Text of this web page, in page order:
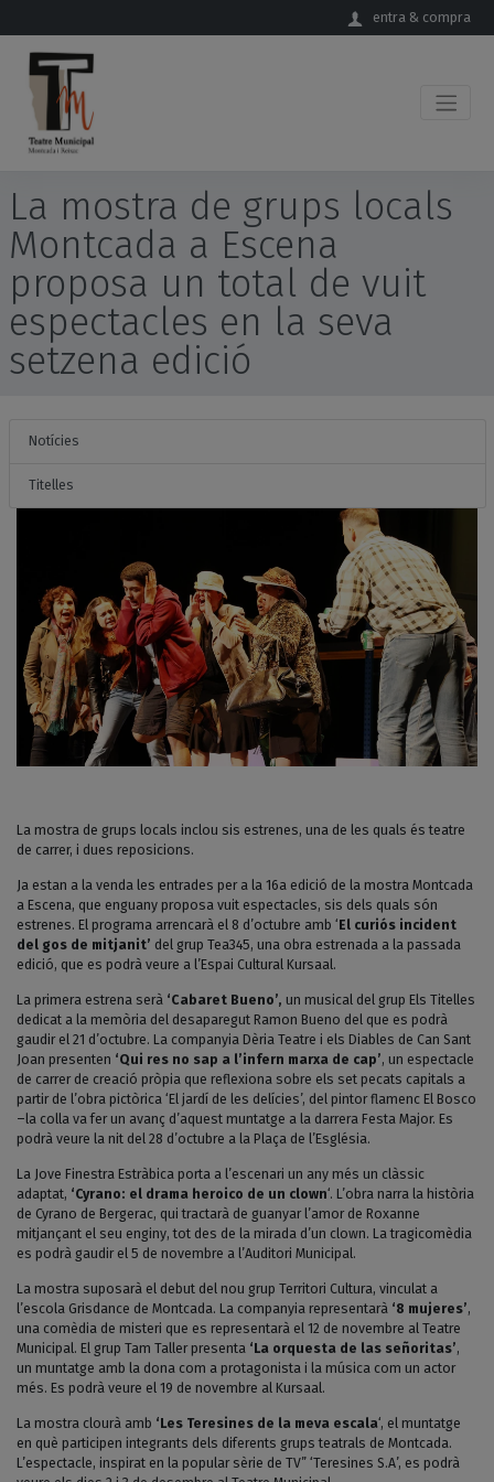
entra & compra
La mostra de grups locals
Montcada a Escena
proposa un total de vuit
espectacles en la seva
setzena edició
Notícies
Titelles
La mostra de grups locals inclou sis estrenes, una de les quals és teatre
de carrer, i dues reposicions.
Ja estan a la venda les entrades per a la 16a edició de la mostra Montcada
a Escena, que enguany proposa vuit espectacles, sis dels quals són
estrenes. El programa arrencarà el 8 d’octubre amb ‘ El curiós incident
del gos de mitjanit’ del grup Tea345, una obra estrenada a la passada
edició, que es podrà veure a l’Espai Cultural Kursaal.
La primera estrena serà ‘Cabaret Bueno’, un musical del grup Els Titelles
dedicat a la memòria del desaparegut Ramon Bueno del que es podrà
gaudir el 21 d’octubre. La companyia Dèria Teatre i els Diables de Can Sant
Joan presenten ‘Qui res no sap a l’infern marxa de cap’, un espectacle
de carrer de creació pròpia que reflexiona sobre els set pecats capitals a
partir de l’obra pictòrica ‘El jardí de les delícies’, del pintor flamenc El Bosco
–la colla va fer un avanç d’aquest muntatge a la darrera Festa Major. Es
podrà veure la nit del 28 d’octubre a la Plaça de l’Església.
La Jove Finestra Estràbica porta a l’escenari un any més un clàssic
adaptat, ‘Cyrano: el drama heroico de un clown‘. L’obra narra la història
de Cyrano de Bergerac, qui tractarà de guanyar l’amor de Roxanne
mitjançant el seu enginy, tot des de la mirada d’un clown. La tragicomèdia
es podrà gaudir el 5 de novembre a l’Auditori Municipal.
La mostra suposarà el debut del nou grup Territori Cultura, vinculat a
l’escola Grisdance de Montcada. La companyia representarà ‘8 mujeres’,
una comèdia de misteri que es representarà el 12 de novembre al Teatre
Municipal. El grup Tam Taller presenta ‘La orquesta de las señoritas’,
un muntatge amb la dona com a protagonista i la música com un actor
més. Es podrà veure el 19 de novembre al Kursaal.
La mostra clourà amb ‘Les Teresines de la meva escala‘, el muntatge
en què participen integrants dels diferents grups teatrals de Montcada.
L’espectacle, inspirat en la popular sèrie de TV” ‘Teresines S.A’, es podrà